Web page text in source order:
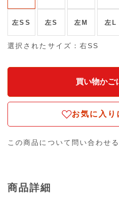
左SS 左S 左M 左L
選択されたサイズ：右SS
お気に入り
この商品について問い合わせる
商品詳細